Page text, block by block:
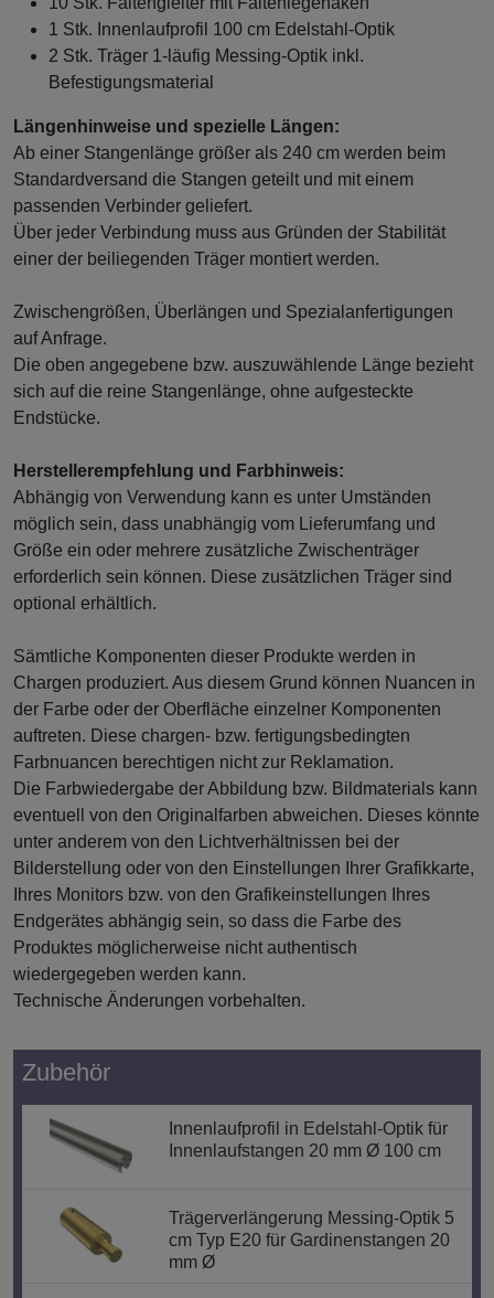
1 Stk. Innenlaufprofil 100 cm Edelstahl-Optik
2 Stk. Träger 1-läufig Messing-Optik inkl.
Befestigungsmaterial
Längenhinweise und spezielle Längen:
Ab einer Stangenlänge größer als 240 cm werden beim
Standardversand die Stangen geteilt und mit einem
passenden Verbinder geliefert.
Über jeder Verbindung muss aus Gründen der Stabilität
einer der beiliegenden Träger montiert werden.
Zwischengrößen, Überlängen und Spezialanfertigungen
auf Anfrage.
Die oben angegebene bzw. auszuwählende Länge bezieht
sich auf die reine Stangenlänge, ohne aufgesteckte
Endstücke.
Herstellerempfehlung und Farbhinweis:
Abhängig von Verwendung kann es unter Umständen
möglich sein, dass unabhängig vom Lieferumfang und
Größe ein oder mehrere zusätzliche Zwischenträger
erforderlich sein können. Diese zusätzlichen Träger sind
optional erhältlich.
Sämtliche Komponenten dieser Produkte werden in
Chargen produziert. Aus diesem Grund können Nuancen in
der Farbe oder der Oberfläche einzelner Komponenten
auftreten. Diese chargen- bzw. fertigungsbedingten
Farbnuancen berechtigen nicht zur Reklamation.
Die Farbwiedergabe der Abbildung bzw. Bildmaterials kann
eventuell von den Originalfarben abweichen. Dieses könnte
unter anderem von den Lichtverhältnissen bei der
Bilderstellung oder von den Einstellungen Ihrer Grafikkarte,
Ihres Monitors bzw. von den Grafikeinstellungen Ihres
Endgerätes abhängig sein, so dass die Farbe des
Produktes möglicherweise nicht authentisch
wiedergegeben werden kann.
Technische Änderungen vorbehalten.
Zubehör
Innenlaufprofil in Edelstahl-Optik für
Innenlaufstangen 20 mm Ø 100 cm
Trägerverlängerung Messing-Optik 5
cm Typ E20 für Gardinenstangen 20
mm Ø